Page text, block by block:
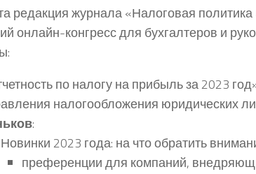
редакция журнала «Налоговая политика
онлайн-конгресс для бухгалтеров и
по налогу на прибыль за 2023
налогообложения юридических
:
Новинки 2023 года: на что обратить
преференции для компаний,